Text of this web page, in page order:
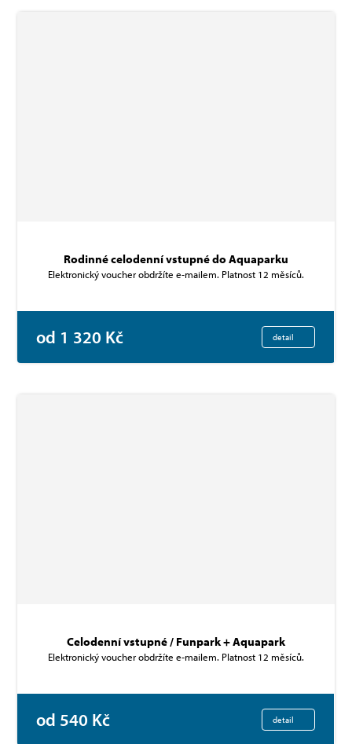
Rodinné celodenní vstupné do Aquaparku
Elektronický voucher obdržíte e-mailem. Platnost 12 měsíců.
od 1 320 Kč detail
Celodenní vstupné / Funpark + Aquapark
Elektronický voucher obdržíte e-mailem. Platnost 12 měsíců.
od 540 Kč detail